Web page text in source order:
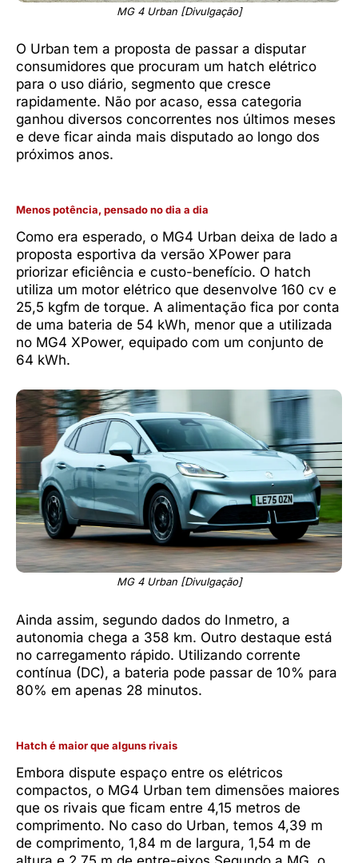
MG 4 Urban [Divulgação]
O Urban tem a proposta de passar a disputar
consumidores que procuram um hatch elétrico
para o uso diário, segmento que cresce
rapidamente. Não por acaso, essa categoria
ganhou diversos concorrentes nos últimos meses
e deve ficar ainda mais disputado ao longo dos
próximos anos.
Menos potência, pensado no dia a dia
Como era esperado, o MG4 Urban deixa de lado a
proposta esportiva da versão XPower para
priorizar eficiência e custo-benefício. O hatch
utiliza um motor elétrico que desenvolve 160 cv e
25,5 kgfm de torque. A alimentação fica por conta
de uma bateria de 54 kWh, menor que a utilizada
no MG4 XPower, equipado com um conjunto de
64 kWh.
MG 4 Urban [Divulgação]
Ainda assim, segundo dados do Inmetro, a
autonomia chega a 358 km. Outro destaque está
no carregamento rápido. Utilizando corrente
contínua (DC), a bateria pode passar de 10% para
80% em apenas 28 minutos.
Hatch é maior que alguns rivais
Embora dispute espaço entre os elétricos
compactos, o MG4 Urban tem dimensões maiores
que os rivais que ficam entre 4,15 metros de
comprimento. No caso do Urban, temos 4,39 m
de comprimento, 1,84 m de largura, 1,54 m de